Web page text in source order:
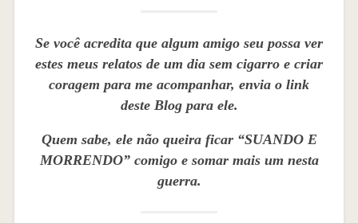
Se você acredita que algum amigo seu possa ver
estes meus relatos de um dia sem cigarro e criar
coragem para me acompanhar, envia o link
deste Blog para ele.
Quem sabe, ele não queira ficar “SUANDO E
MORRENDO” comigo e somar mais um nesta
guerra.